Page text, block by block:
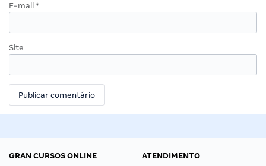
E-mail *
Site
GRAN CURSOS ONLINE
ATENDIMENTO